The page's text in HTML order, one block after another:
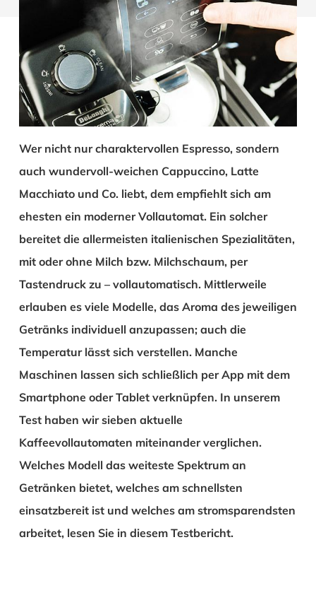
Wer nicht nur charaktervollen Espresso, sondern
auch wundervoll-weichen Cappuccino, Latte
Macchiato und Co. liebt, dem empfiehlt sich am
ehesten ein moderner Vollautomat. Ein solcher
bereitet die allermeisten italienischen Spezialitäten,
mit oder ohne Milch bzw. Milchschaum, per
Tastendruck zu – vollautomatisch. Mittlerweile
erlauben es viele Modelle, das Aroma des jeweiligen
Getränks individuell anzupassen; auch die
Temperatur lässt sich verstellen. Manche
Maschinen lassen sich schließlich per App mit dem
Smartphone oder Tablet verknüpfen. In unserem
Test haben wir sieben aktuelle
Kaffeevollautomaten miteinander verglichen.
Welches Modell das weiteste Spektrum an
Getränken bietet, welches am schnellsten
einsatzbereit ist und welches am stromsparendsten
arbeitet, lesen Sie in diesem Testbericht.